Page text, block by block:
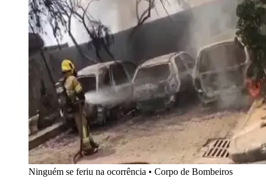
Ninguém se feriu na ocorrência • Corpo de Bombeiros